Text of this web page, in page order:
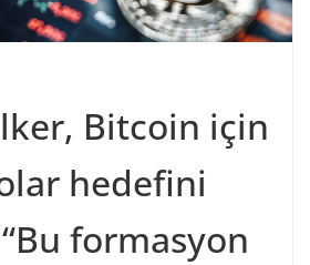
Bitcoin için
hedefini
“Bu formasyon